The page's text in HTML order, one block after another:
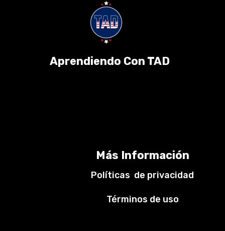
Aprendiendo Con TAD
Más Información
Políticas de privacidad
Términos de uso